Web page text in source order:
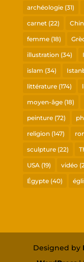
archéologie(31)
carnet(22)
femme(18)
illustration(34)
islam (34)
littérature(174)
moyen-âge(18)
peinture(72)
religion(147)
sculpture(22)
USA(19) vidéo
Égypte(40)
Designed by